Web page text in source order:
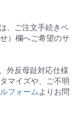
、ご注文手続きペ
）欄へご希望のサ
外反母趾対応仕様
マイズや、ご不明
フォームよりお問